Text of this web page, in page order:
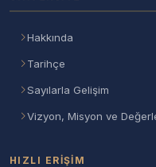
Hakkında
Tarihçe
Sayılarla Gelişim
Vizyon, Misyon ve
HIZLI ERIŞIM